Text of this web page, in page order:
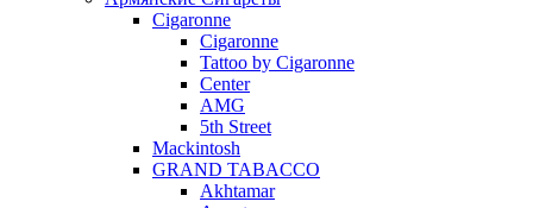
Cigaronne
Cigaronne
Tattoo by Cigaronne
Center
AMG
5th Street
Mackintosh
GRAND TABACCO
Akhtamar